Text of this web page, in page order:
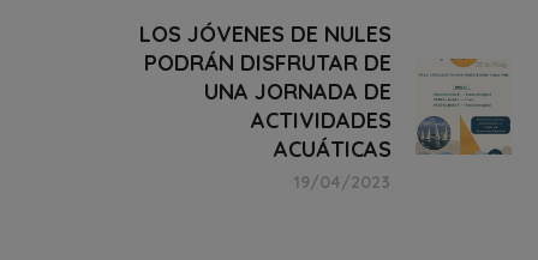
LOS JÓVENES DE NULES
PODRÁN DISFRUTAR DE
UNA JORNADA DE
ACTIVIDADES
ACUÁTICAS
19/04/2023